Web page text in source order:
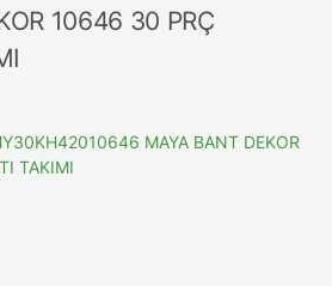
10646 30 PRÇ
MAYA BANT DEKOR
TAKIMI